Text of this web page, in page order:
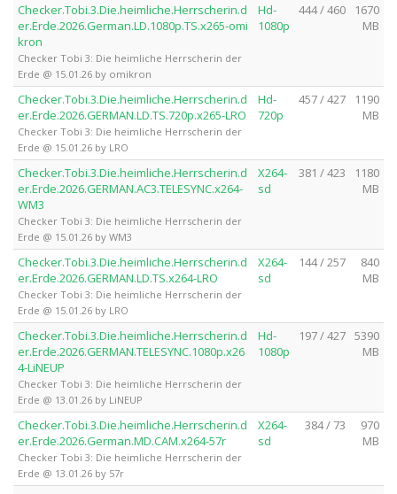
Checker.Tobi.3.Die.heimliche.Herrscherin.d
er.Erde.2026.German.LD.1080p.TS.x265-omi
kron
Checker Tobi 3: Die heimliche Herrscherin der
Erde @ 15.01.26 by omikron
Hd-
1080p
444 / 460
1670
MB
Checker.Tobi.3.Die.heimliche.Herrscherin.d
er.Erde.2026.GERMAN.LD.TS.720p.x265-LRO
Checker Tobi 3: Die heimliche Herrscherin der
Erde @ 15.01.26 by LRO
Hd-
720p
457 / 427
1190
MB
Checker.Tobi.3.Die.heimliche.Herrscherin.d
er.Erde.2026.GERMAN.AC3.TELESYNC.x264-
WM3
Checker Tobi 3: Die heimliche Herrscherin der
Erde @ 15.01.26 by WM3
X264-
sd
381 / 423
1180
MB
Checker.Tobi.3.Die.heimliche.Herrscherin.d
er.Erde.2026.GERMAN.LD.TS.x264-LRO
Checker Tobi 3: Die heimliche Herrscherin der
Erde @ 15.01.26 by LRO
X264-
sd
144 / 257
840
MB
Checker.Tobi.3.Die.heimliche.Herrscherin.d
er.Erde.2026.GERMAN.TELESYNC.1080p.x26
4-LiNEUP
Checker Tobi 3: Die heimliche Herrscherin der
Erde @ 13.01.26 by LiNEUP
Hd-
1080p
197 / 427 5390
MB
Checker.Tobi.3.Die.heimliche.Herrscherin.d
er.Erde.2026.German.MD.CAM.x264-57r
Checker Tobi 3: Die heimliche Herrscherin der
Erde @ 13.01.26 by 57r
X264-
sd
384 / 73
970
MB